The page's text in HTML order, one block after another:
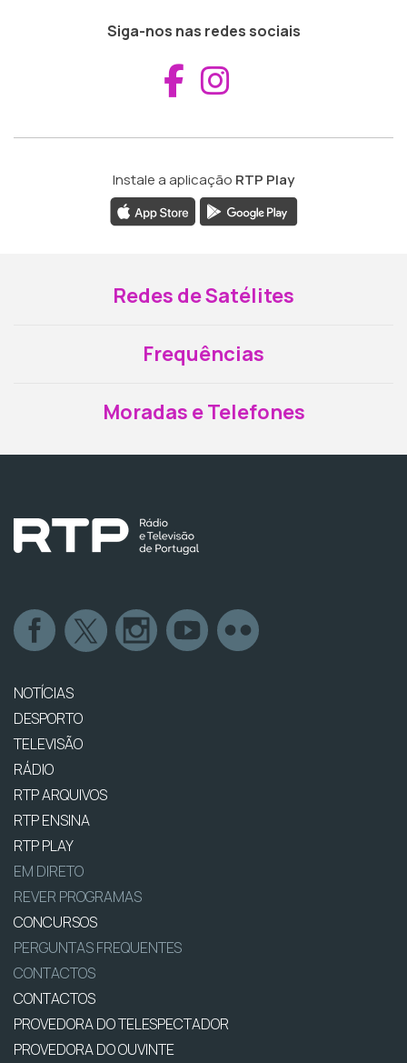
Siga-nos nas redes sociais
Aceder ao
Instale a aplicação RTP Play
Redes de Satélites
Frequências
Moradas e Telefones
NOTÍCIAS
DESPORTO
TELEVISÃO
RÁDIO
RTP ARQUIVOS
RTP ENSINA
RTP PLAY
EM DIRETO
REVER PROGRAMAS
CONCURSOS
PERGUNTAS FREQUENTES
CONTACTOS
CONTACTOS
PROVEDORA DO TELESPECTADOR
PROVEDORA DO OUVINTE